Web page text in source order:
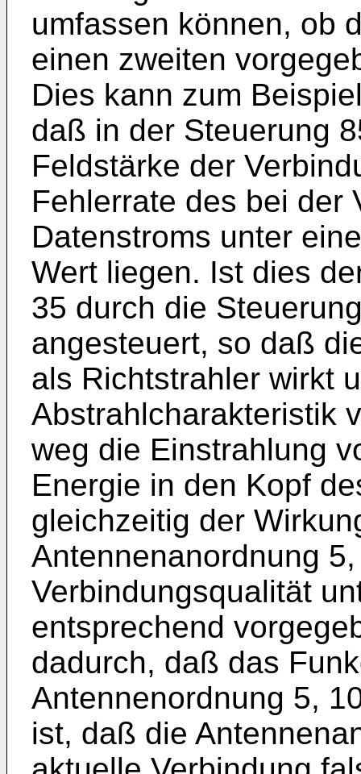
umfassen können, ob
einen zweiten
Dies kann zum
daß in der Steuerung
Feldstärke der
Fehlerrate des bei der
Datenstroms unter
Wert liegen. Ist dies
35 durch die
angesteuert, so daß
als Richtstrahler wirkt
Abstrahlcharakteristik
weg die Einstrahlung
Energie in den Kopf
gleichzeitig der
Antennenanordnung
Verbindungsqualität
entsprechend
dadurch, daß das
Antennenordnung 5,
ist, daß die